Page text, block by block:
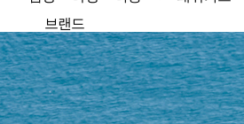
브랜드